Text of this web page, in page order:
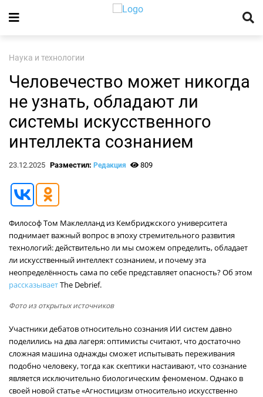
Наука и технологии
Человечество может никогда
не узнать, обладают ли
системы искусственного
интеллекта сознанием
23.12.2025 Разместил: Редакция 809
Философ Том Маклелланд из Кембриджского университета
поднимает важный вопрос в эпоху стремительного развития
технологий: действительно ли мы сможем определить, обладает
ли искусственный интеллект сознанием, и почему эта
неопределённость сама по себе представляет опасность? Об этом
рассказываетThe Debrief.
Фото из открытых источников
Участники дебатов относительно сознания ИИ систем давно
поделились на два лагеря: оптимисты считают, что достаточно
сложная машина однажды сможет испытывать переживания
подобно человеку, тогда как скептики настаивают, что сознание
является исключительно биологическим феноменом. Однако в
своей новой статье «Агностицизм относительно искусственно